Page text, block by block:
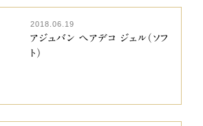
2018.06.19
アジュバン ヘアデコ ジェル（ソフ
ト）